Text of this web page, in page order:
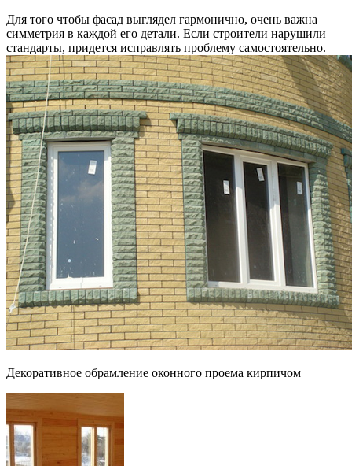
Для того чтобы фасад выглядел гармонично, очень важна
симметрия в каждой его детали. Если строители нарушили
стандарты, придется исправлять проблему самостоятельно.
Декоративное обрамление оконного проема кирпичом